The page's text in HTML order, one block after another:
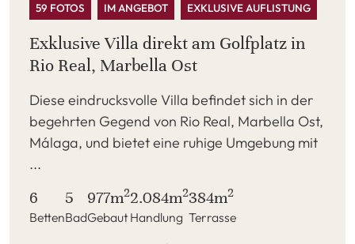
59 FOTOS IM ANGEBOT EXKLUSIVE AUFLISTUNG
Exklusive Villa direkt am Golfplatz in
Rio Real, Marbella Ost
Diese eindrucksvolle Villa befindet sich in der
begehrten Gegend von Rio Real, Marbella Ost,
Málaga, und bietet eine ruhige Umgebung mit
...
6
Betten
5
Bad
977m2
Gebaut
2.084m2
Handlung
384m2
Terrasse